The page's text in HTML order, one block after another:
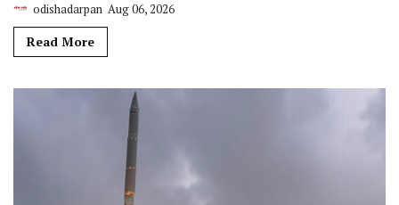
odishadarpan Aug 06, 2026
Read More